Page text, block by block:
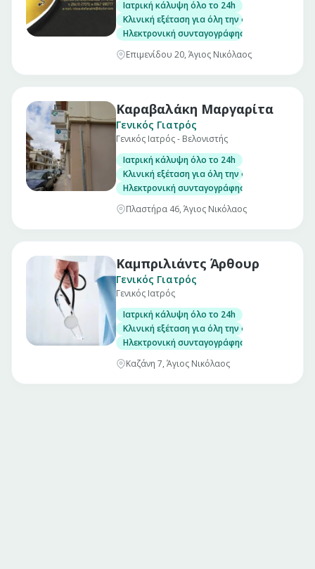
Ιατρική κάλυψη όλο το 24h
Κλινική εξέταση για όλη την οικογένεια
Ηλεκτρονική συνταγογράφηση/Έκδοση
Επιμενίδου 20, Άγιος Νικόλαος
Καραβαλάκη Μαργαρίτα
Γενικός Γιατρός
Γενικός Ιατρός - Βελονιστής
Ιατρική κάλυψη όλο το 24h
Κλινική εξέταση για όλη την οικογένεια
Ηλεκτρονική συνταγογράφηση/Έκδοση
Πλαστήρα 46, Άγιος Νικόλαος
Καμπριλιάντς Άρθουρ
Γενικός Γιατρός
Γενικός Ιατρός
Ιατρική κάλυψη όλο το 24h
Κλινική εξέταση για όλη την οικογένεια
Ηλεκτρονική συνταγογράφηση/Έκδοση
Καζάνη 7, Άγιος Νικόλαος